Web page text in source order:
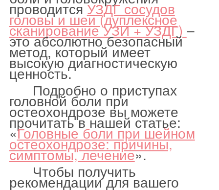
проводитсяУЗДГ сосудов
головы и шеи (дуплексное
сканирование УЗИ + УЗДГ) –
это абсолютно безопасный
метод, который имеет
высокую диагностическую
ценность.
Подробно о приступах
головной боли при
остеохондрозе вы можете
прочитать в нашей статье:
«Головные боли при шейном
остеохондрозе: причины,
симптомы, лечение».
Чтобы получить
рекомендации для вашего